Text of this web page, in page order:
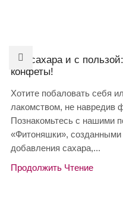
Без сахара и с
конфеты!
Хотите побаловать себя
лакомством, не навредив
Познакомьтесь с нашими
«Фитоняшки», созданными
добавления сахара,...
Продолжить Чтение